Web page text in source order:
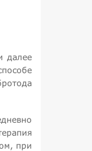
далее
при